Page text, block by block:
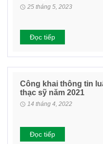
25 tháng 5, 2023
Đọc tiếp
Công khai thông tin
thạc sỹ năm 2021
14 tháng 4, 2022
Đọc tiếp